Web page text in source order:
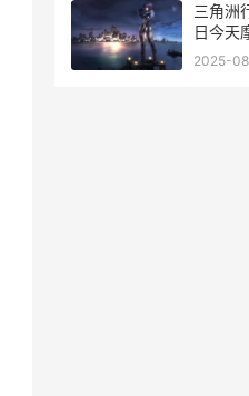
三角洲
日今天
洲行动
2025-